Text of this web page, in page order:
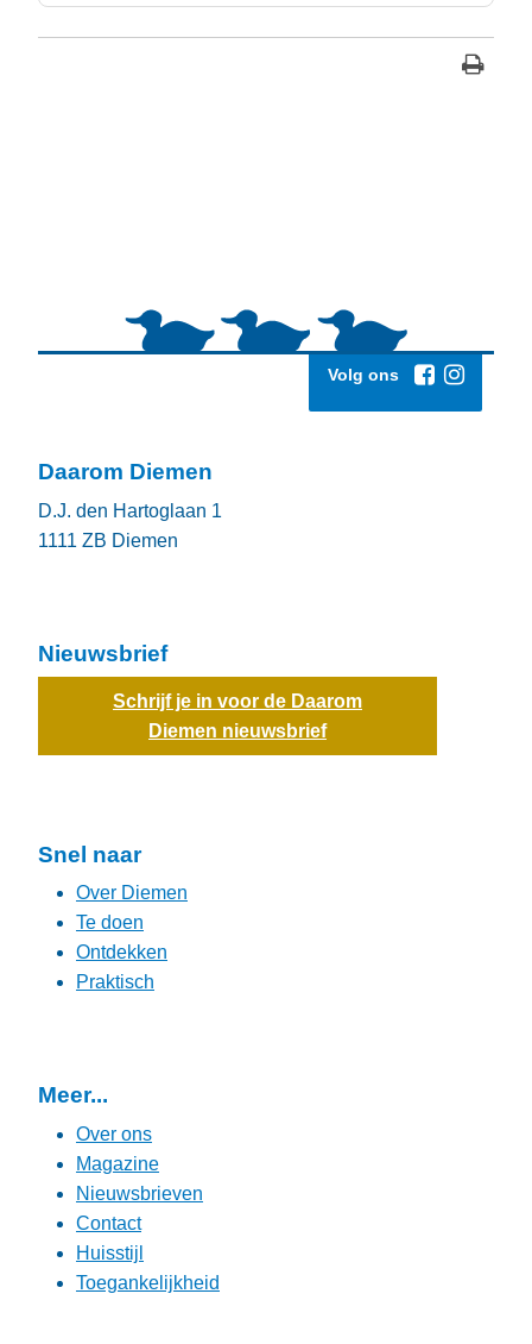
Volg ons
Daarom Diemen
D.J. den Hartoglaan 1
1111 ZB Diemen
Nieuwsbrief
Schrijf je in voor de Daarom
Diemen nieuwsbrief
Snel naar
Over Diemen
Te doen
Ontdekken
Praktisch
Meer...
Over ons
Magazine
Nieuwsbrieven
Contact
Huisstijl
Toegankelijkheid